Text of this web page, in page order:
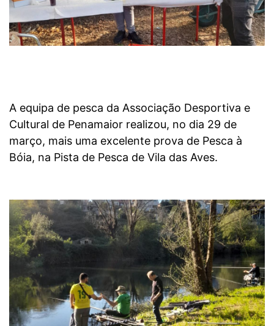
A equipa de pesca da Associação Desportiva e
Cultural de Penamaior realizou, no dia 29 de
março, mais uma excelente prova de Pesca à
Bóia, na Pista de Pesca de Vila das Aves.